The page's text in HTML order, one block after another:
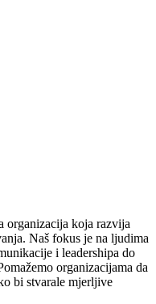
organizacija koja razvija
Naš fokus je na ljudima
i leadershipa do
organizacijama da
bi stvarale mjerljive